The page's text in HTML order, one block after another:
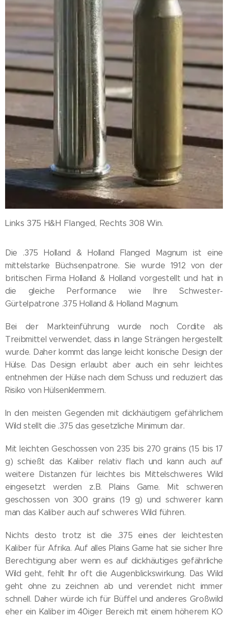
Links 375 H&H Flanged, Rechts 308 Win.
Die .375 Holland & Holland Flanged Magnum ist eine
mittelstarke Büchsenpatrone. Sie wurde 1912 von der
britischen Firma Holland & Holland vorgestellt und hat in
die gleiche Performance wie Ihre Schwester-
Gürtelpatrone .375 Holland & Holland Magnum.
Bei der Markteinführung wurde noch Cordite als
Treibmittel verwendet, dass in lange Strängen hergestellt
wurde. Daher kommt das lange leicht konische Design der
Hülse. Das Design erlaubt aber auch ein sehr leichtes
entnehmen der Hülse nach dem Schuss und reduziert das
Risiko von Hülsenklemmern.
In den meisten Gegenden mit dickhäutigem gefährlichem
Wild stellt die .375 das gesetzliche Minimum dar.
Mit leichten Geschossen von 235 bis 270 grains (15 bis 17
g) schießt das Kaliber relativ flach und kann auch auf
weitere Distanzen für leichtes bis Mittelschweres Wild
eingesetzt werden z.B. Plains Game. Mit schweren
geschossen von 300 grains (19 g) und schwerer kann
man das Kaliber auch auf schweres Wild führen.
Nichts desto trotz ist die .375 eines der leichtesten
Kaliber für Afrika. Auf alles Plains Game hat sie sicher Ihre
Berechtigung aber wenn es auf dickhäutiges gefährliche
Wild geht, fehlt Ihr oft die Augenblickswirkung. Das Wild
geht ohne zu zeichnen ab und verendet nicht immer
schnell. Daher würde ich für Büffel und anderes Großwild
eher ein Kaliber im 40iger Bereich mit einem höherem KO